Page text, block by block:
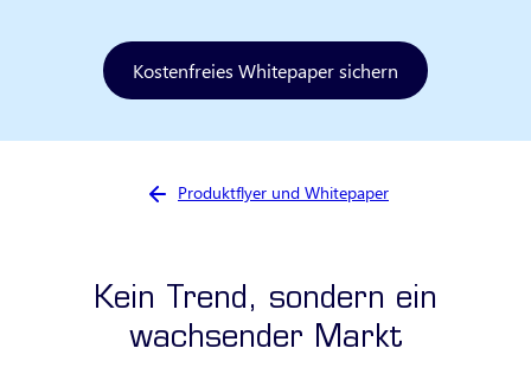
Kostenfreies Whitepaper sichern
Sie sind hier:
Produktflyer und Whitepaper
Kein Trend, sondern ein
wachsender Markt